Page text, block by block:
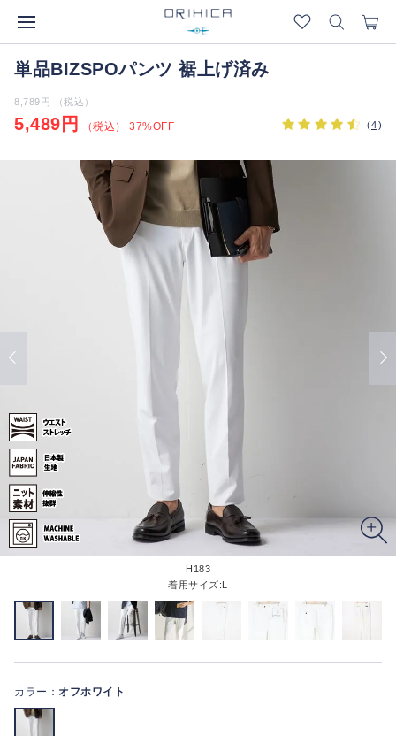
単品BIZSPOパンツ 裾上げ済み
8,789円 （税込）
5,489円 （税込） 37%OFF (4)
H183
着用サイズ:L
カラー： オフホワイト